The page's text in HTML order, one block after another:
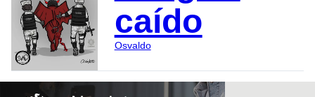
caído
Osvaldo